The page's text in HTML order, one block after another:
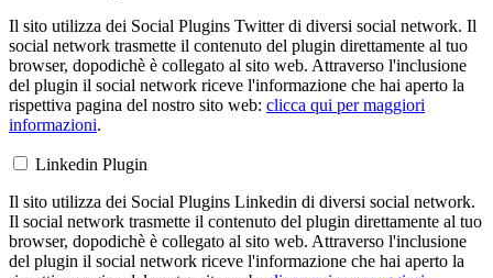
Il sito utilizza dei Social Plugins Twitter di diversi social network. Il
social network trasmette il contenuto del plugin direttamente al tuo
browser, dopodichè è collegato al sito web. Attraverso l'inclusione
del plugin il social network riceve l'informazione che hai aperto la
rispettiva pagina del nostro sito web: clicca qui per maggiori
informazioni.
Linkedin Plugin
Il sito utilizza dei Social Plugins Linkedin di diversi social network.
Il social network trasmette il contenuto del plugin direttamente al tuo
browser, dopodichè è collegato al sito web. Attraverso l'inclusione
del plugin il social network riceve l'informazione che hai aperto la